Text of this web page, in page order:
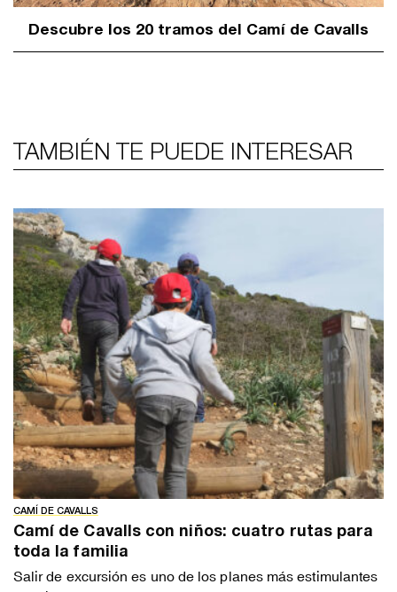
Descubre los 20 tramos del Camí de Cavalls
TAMBIÉN TE PUEDE INTERESAR
CAMÍ DE CAVALLS
Camí de Cavalls con niños: cuatro rutas para
toda la familia
Salir de excursión es uno de los planes más estimulantes